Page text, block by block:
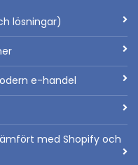
lösningar)
e-handel
med Shopify och